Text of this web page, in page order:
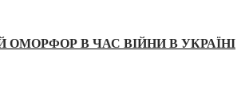
В ЧАС ВІЙНИ В УКРАЇНІ